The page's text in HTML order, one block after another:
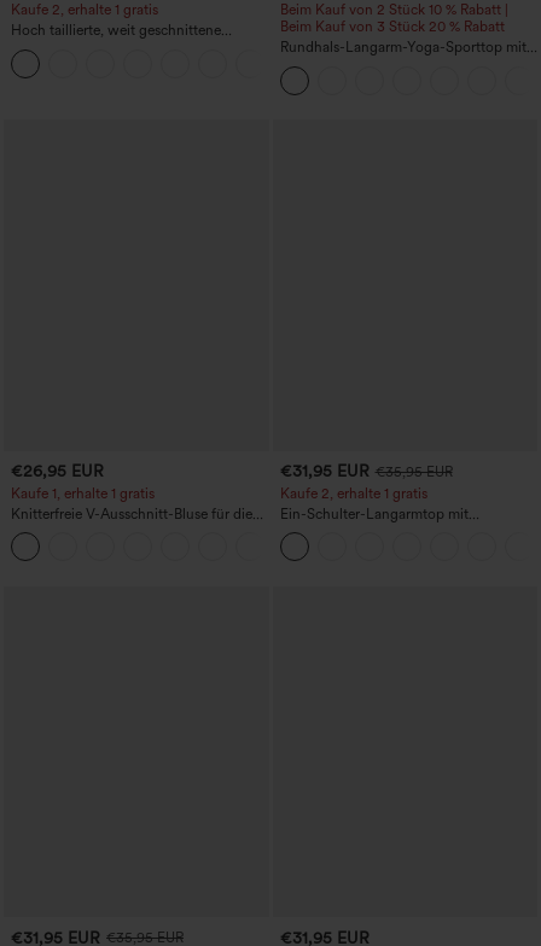
Kaufe 2, erhalte 1 gratis
Hoch taillierte, weit geschnittene
Freizeithose aus Leinenmischung mit
Kordelzug und Taschen
Beim Kauf von 2 Stück 10 % Rabatt |
Beim Kauf von 3 Stück 20 % Rabatt
Rundhals-Langarm-Yoga-Sporttop mit
Raffung - UPF50+
€26,95 EUR
Kaufe 1, erhalte 1 gratis
Knitterfreie V-Ausschnitt-Bluse für die
Arbeit, kurzärmelig und oversized
€31,95 EUR €35,95 EUR
Kaufe 2, erhalte 1 gratis
Ein-Schulter-Langarmtop mit
Daumenloch, geschwungener Saum
(High-Low), schnell trocknend – Yoga-
Sporttop mit integriertem BH
€31,95 EUR €35,95 EUR
€31,95 EUR